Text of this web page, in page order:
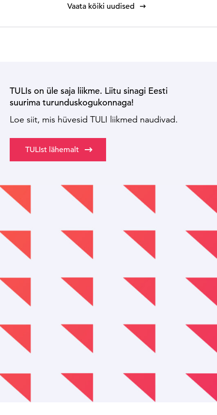
Vaata kõiki uudised
TULIs on üle saja liikme. Liitu sinagi Eesti
suurima turunduskogukonnaga!
Loe siit, mis hüvesid TULI liikmed naudivad.
TULIst lähemalt